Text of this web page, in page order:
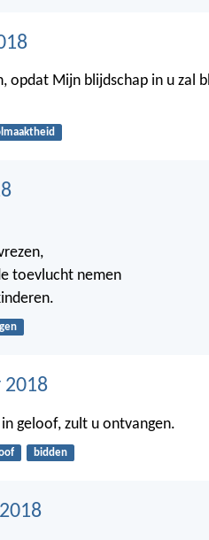
opdat Mijn blijdschap in u zal
toevlucht nemen
2018
geloof, zult u ontvangen.
bidden